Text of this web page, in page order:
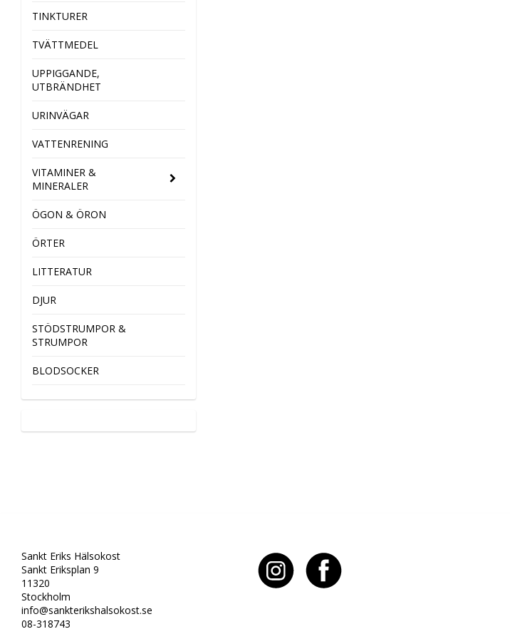
TINKTURER
TVÄTTMEDEL
UPPIGGANDE,
UTBRÄNDHET
URINVÄGAR
VATTENRENING
VITAMINER &
MINERALER
ÖGON & ÖRON
ÖRTER
LITTERATUR
DJUR
STÖDSTRUMPOR &
STRUMPOR
BLODSOCKER
Sankt Eriks Hälsokost
Sankt Eriksplan 9
11320
Stockholm
info@sankterikshalsokost.se
08-318743